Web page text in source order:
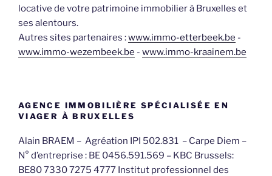
locative de votre patrimoine immobilier à Bruxelles et
ses alentours.
Autres sites partenaires :www.immo-etterbeek.be -
www.immo-wezembeek.be - www.immo-kraainem.be
AGENCE IMMOBILIÈRE SPÉCIALISÉE EN
VIAGER À BRUXELLES
Alain BRAEM – Agréation IPI 502.831 – Carpe Diem –
N° d’entreprise : BE 0456.591.569 – KBC Brussels:
BE80 7330 7275 4777 Institut professionnel des